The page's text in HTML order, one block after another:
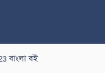
বাংলা বই